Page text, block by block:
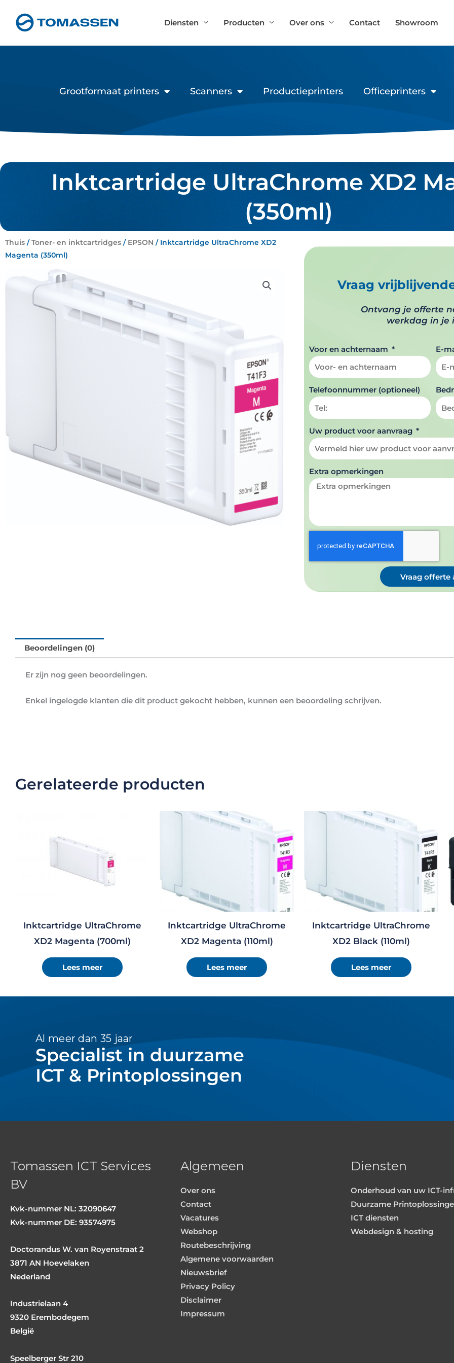
naar
inhoud
Diensten Producten Over ons Contact Showroom
Grootformaat printers Scanners Productieprinters Officeprinters
Inktcartridge UltraChrome XD2
(350ml)
Thuis /Toner- en inktcartridges / EPSON / Inktcartridge UltraChrome XD2
Magenta (350ml)
Vraag
Ontvang je offerte
werkdag in je
Voor en achternaam E-
Telefoonnummer (optioneel)
Uw product voor aanvraag
Extra opmerkingen
Vraag offerte
Beoordelingen (0)
Er zijn nog geen beoordelingen.
Enkel ingelogde klanten die dit product gekocht hebben, kunnen een beoordeling schrijven.
Gerelateerde producten
Inktcartridge UltraChrome
XD2 Magenta (700ml)
Lees meer
Inktcartridge UltraChrome
XD2 Magenta (110ml)
Lees meer
Inktcartridge UltraChrome
XD2 Black (110ml)
Lees meer
Al meer dan 35 jaar
Specialist in duurzame
ICT & Printoplossingen
Tomassen ICT Services
BV
Kvk-nummer NL: 32090647
Kvk-nummer DE: 93574975
Doctorandus W. van Royenstraat 2
3871 AN Hoevelaken
Nederland
Industrielaan 4
9320 Erembodegem
België
Speelberger Str 210
Algemeen
Over ons
Contact
Vacatures
Webshop
Routebeschrijving
Algemene voorwaarden
Nieuwsbrief
Privacy Policy
Disclaimer
Impressum
Diensten
Onderhoud van uw ICT-
Duurzame
ICT diensten
Webdesign & hosting